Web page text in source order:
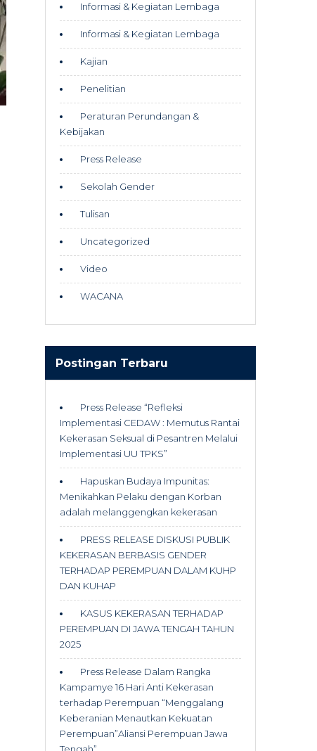
Informasi & Kegiatan Lembaga
Informasi & Kegiatan Lembaga
Kajian
Penelitian
Peraturan Perundangan &
Kebijakan
Press Release
Sekolah Gender
Tulisan
Uncategorized
Video
WACANA
Postingan Terbaru
Press Release “Refleksi
Implementasi CEDAW : Memutus Rantai
Kekerasan Seksual di Pesantren Melalui
Implementasi UU TPKS”
Hapuskan Budaya Impunitas:
Menikahkan Pelaku dengan Korban
adalah melanggengkan kekerasan
PRESS RELEASE DISKUSI PUBLIK
KEKERASAN BERBASIS GENDER
TERHADAP PEREMPUAN DALAM KUHP
DAN KUHAP
KASUS KEKERASAN TERHADAP
PEREMPUAN DI JAWA TENGAH TAHUN
2025
Press Release Dalam Rangka
Kampamye 16 Hari Anti Kekerasan
terhadap Perempuan “Menggalang
Keberanian Menautkan Kekuatan
Perempuan”Aliansi Perempuan Jawa